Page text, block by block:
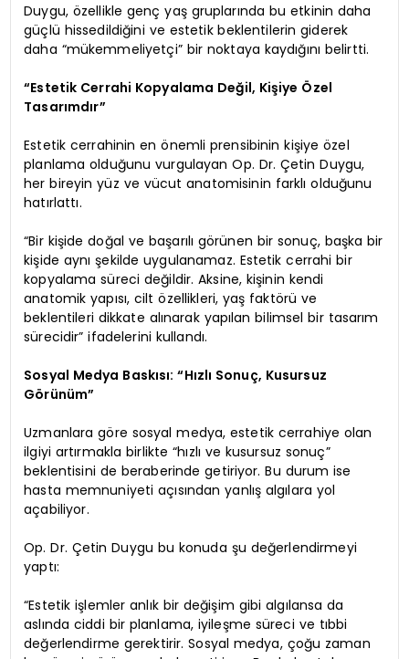
Duygu, özellikle genç yaş gruplarında bu etkinin daha
güçlü hissedildiğini ve estetik beklentilerin giderek
daha “mükemmeliyetçi” bir noktaya kaydığını belirtti.
“Estetik Cerrahi Kopyalama Değil, Kişiye Özel
Tasarımdır”
Estetik cerrahinin en önemli prensibinin kişiye özel
planlama olduğunu vurgulayan Op. Dr. Çetin Duygu,
her bireyin yüz ve vücut anatomisinin farklı olduğunu
hatırlattı.
“Bir kişide doğal ve başarılı görünen bir sonuç, başka bir
kişide aynı şekilde uygulanamaz. Estetik cerrahi bir
kopyalama süreci değildir. Aksine, kişinin kendi
anatomik yapısı, cilt özellikleri, yaş faktörü ve
beklentileri dikkate alınarak yapılan bilimsel bir tasarım
sürecidir” ifadelerini kullandı.
Sosyal Medya Baskısı: “Hızlı Sonuç, Kusursuz
Görünüm”
Uzmanlara göre sosyal medya, estetik cerrahiye olan
ilgiyi artırmakla birlikte “hızlı ve kusursuz sonuç”
beklentisini de beraberinde getiriyor. Bu durum ise
hasta memnuniyeti açısından yanlış algılara yol
açabiliyor.
Op. Dr. Çetin Duygu bu konuda şu değerlendirmeyi
yaptı:
“Estetik işlemler anlık bir değişim gibi algılansa da
aslında ciddi bir planlama, iyileşme süreci ve tıbbi
değerlendirme gerektirir. Sosyal medya, çoğu zaman